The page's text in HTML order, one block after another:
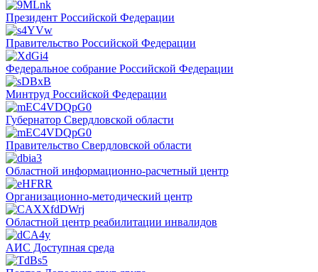
Президент Российской Федерации
Правительство Российской Федерации
Федеральное собрание Российской Федерации
Минтруд Российской Федерации
Губернатор Свердловской области
Правительство Свердловской области
Областной информационно-расчетный центр
Организационно-методический центр
Областной центр реабилитации инвалидов
АИС Доступная среда